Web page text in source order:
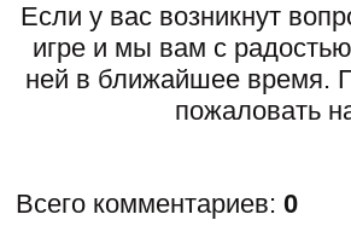
Если у вас возникнут
игре и мы вам с
ней в ближайшее время.
пожаловать
Всего комментариев: 0